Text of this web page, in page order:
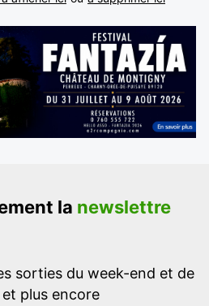
la newslettre
sorties du week-end et de
plus encore